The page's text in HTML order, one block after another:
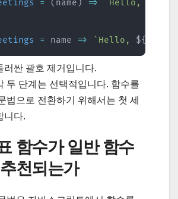
= ( name ) => ` Hello,
= name => ` Hello, ${
러싼 괄호 제거입니다.
두 단계는 선택적입니다. 함수를
법으로 전환하기 위해서는 첫 세
니다.
함수가 일반 함수
천되는가